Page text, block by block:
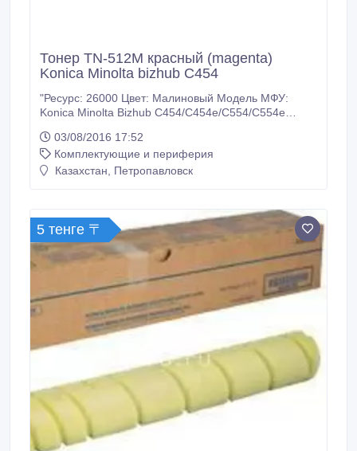
Тонер TN-512M красный (magenta)
Konica Minolta bizhub C454
"Ресурс: 26000 Цвет: Малиновый Модель МФУ:
Konica Minolta Bizhub C454/C454e/C554/C554e
Оригинал Вес в 1 тубе (гр.): 514 У нас: Только
оригинальные расходные материалы. 100%
гарантия качества товара. Заходите на наш сайт
03/08/2016 17:52
Комплектующие и периферия
Казахстан, Петропавловск
5 тенге 〒